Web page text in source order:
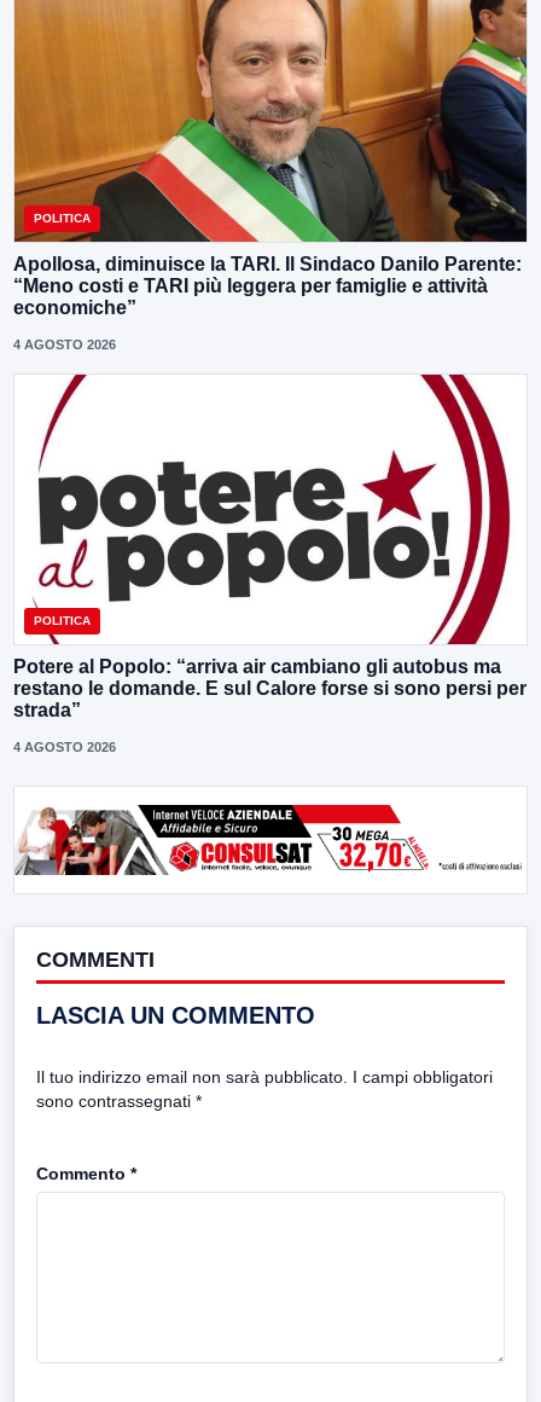
POLITICA
Apollosa, diminuisce la TARI. Il Sindaco Danilo Parente:
“Meno costi e TARI più leggera per famiglie e attività
economiche”
4 AGOSTO 2026
POLITICA
Potere al Popolo: “arriva air cambiano gli autobus ma
restano le domande. E sul Calore forse si sono persi per
strada”
4 AGOSTO 2026
COMMENTI
LASCIA UN COMMENTO
Il tuo indirizzo email non sarà pubblicato. I campi obbligatori
sono contrassegnati *
Commento *